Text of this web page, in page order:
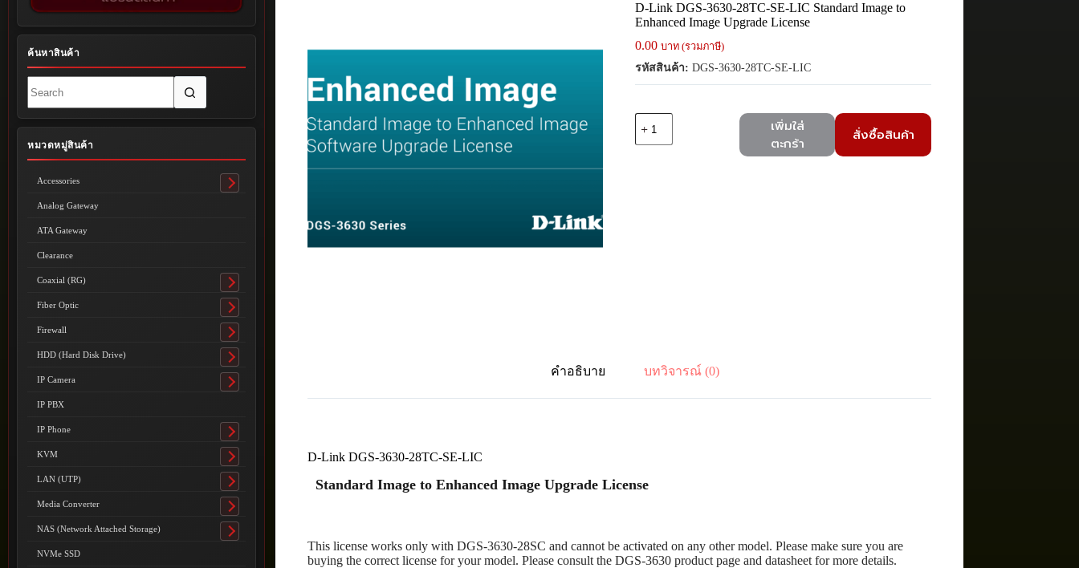
D-Link DGS-3630-28TC-SE-LIC Standard Image to
Enhanced Image Upgrade License
0.00 บาท (รวมภาษี)
รหัสสินค้า: DGS-3630-28TC-SE-LIC
เพิ่มใส่
ตะกร้า
สั่งซื้อสินค้า
คำอธิบาย บทวิจารณ์ (0)
D-Link DGS-3630-28TC-SE-LIC
Standard Image to Enhanced Image Upgrade License
This license works only with DGS-3630-28SC and cannot be activated on any other model. Please make sure you are
buying the correct license for your model. Please consult the DGS-3630 product page and datasheet for more details.
ค้นหาสินค้า
results
หมวดหมู่สินค้า
Accessories
Toggle
Analog Gateway
ATA Gateway
Clearance
Coaxial (RG)
Toggle
submenu
Fiber Optic
Toggle
submenu
Firewall
Toggle
submenu
HDD (Hard Disk Drive)
Toggle
submenu
IP Camera
Toggle
IP PBX
IP Phone
Toggle
submenu
KVM
Toggle
submenu
LAN (UTP)
Toggle
submenu
Media Converter
Toggle
submenu
NAS (Network Attached Storage)
Toggle
NVMe SSD